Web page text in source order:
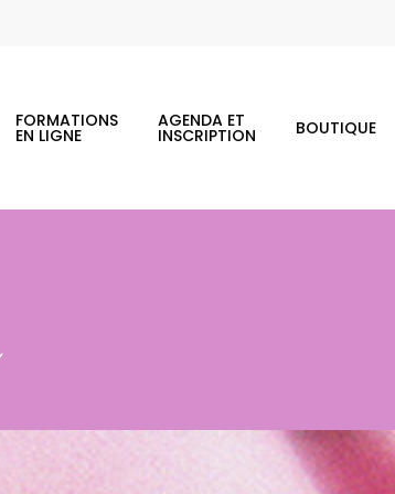
FORMATIONS
EN LIGNE
AGENDA ET
INSCRIPTION BOUTIQUE